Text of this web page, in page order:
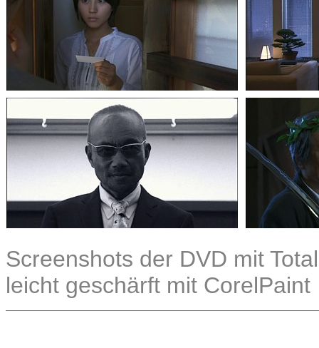
Screenshots der DVD mit
leicht geschärft mit CorelPaint